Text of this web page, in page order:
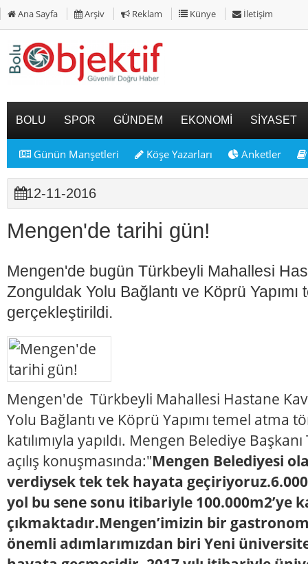
Ana Sayfa Arşiv Reklam Künye İletişim
BOLU SPOR GÜNDEM EKONOMİ SİYASET
Günün Manşetleri Köşe Yazarları Anketler
12-11-2016
Mengen'de tarihi gün!
Mengen'de bugün Türkbeyli Mahallesi
Zonguldak Yolu Bağlantı ve Köprü
gerçekleştirildi.
Mengen'de Türkbeyli Mahallesi Hastane
Yolu Bağlantı ve Köprü Yapımı temel atma
katılımıyla yapıldı. Mengen Belediye
açılış konuşmasında:"Mengen Belediyesi
verdiysek tek tek hayata
yol bu sene sonu itibariyle 100.000m2’ye
çıkmaktadır.Mengen’imizin bir
önemli adımlarımızdan biri Yeni